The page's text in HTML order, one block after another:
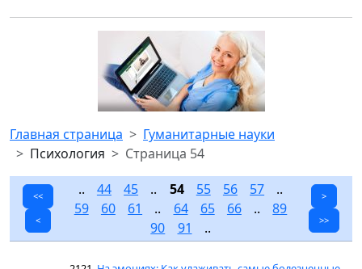
Главная страница
Гуманитарные науки
Психология
Страница 54
<<
<
.. 44 45 .. 54 55 56 57 ..
59
60 61 .. 64 65 66..89
90
91 ..
>
>>